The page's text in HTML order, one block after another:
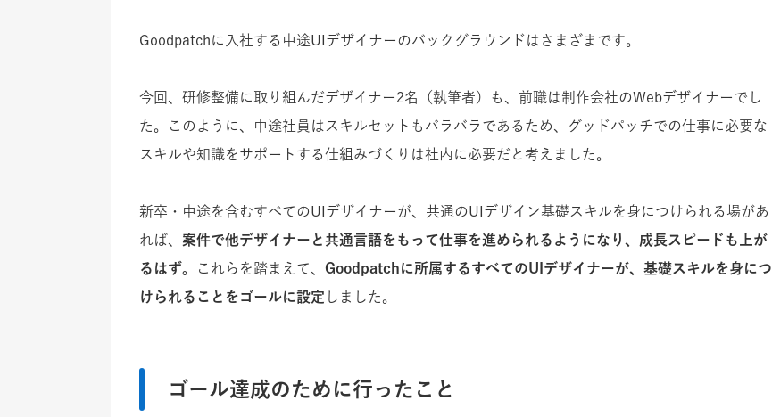
Goodpatchに入社する中途UIデザイナーのバックグラウンドはさまざまです。
今回、研修整備に取り組んだデザイナー2名（執筆者）も、前職は制作会社のWebデザイナーでし
た。このように、中途社員はスキルセットもバラバラであるため、グッドパッチでの仕事に必要な
スキルや知識をサポートする仕組みづくりは社内に必要だと考えました。
新卒・中途を含むすべてのUIデザイナーが、共通のUIデザイン基礎スキルを身につけられる場があ
れば
案件で他デザイナーと共通言語をもって仕事を進められるようになり、成長スピードも上が
るはず。
これらを踏まえて、 Goodpatchに所属するすべてのUIデザイナーが、基礎スキルを身につ
けられることをゴールに設定 しました。
ゴール達成のために行ったこと